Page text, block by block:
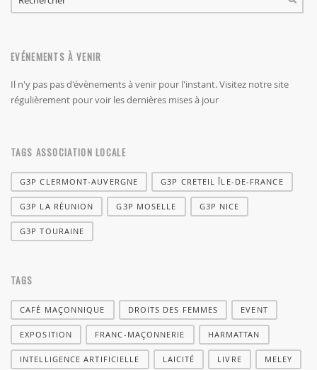
EVÉNEMENTS À VENIR
Il n'y pas pas d'évènements à venir pour l'instant. Visitez notre site
régulièrement pour voir les dernières mises à jour
TAGS ASSOCIATION LOCALE
G3P CLERMONT-AUVERGNE G3P CRETEIL ÎLE-DE-FRANCE
G3P LA RÉUNION G3P MOSELLE G3P NICE
G3P TOURAINE
TAGS
CAFÉ MAÇONNIQUE DROITS DES FEMMES EVENT
EXPOSITION FRANC-MAÇONNERIE HARMATTAN
INTELLIGENCE ARTIFICIELLE LAICITÉ LIVRE MELEY